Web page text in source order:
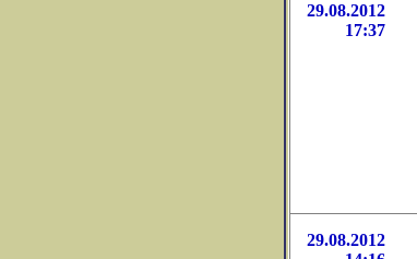
29.08.2012
17:37
29.08.2012